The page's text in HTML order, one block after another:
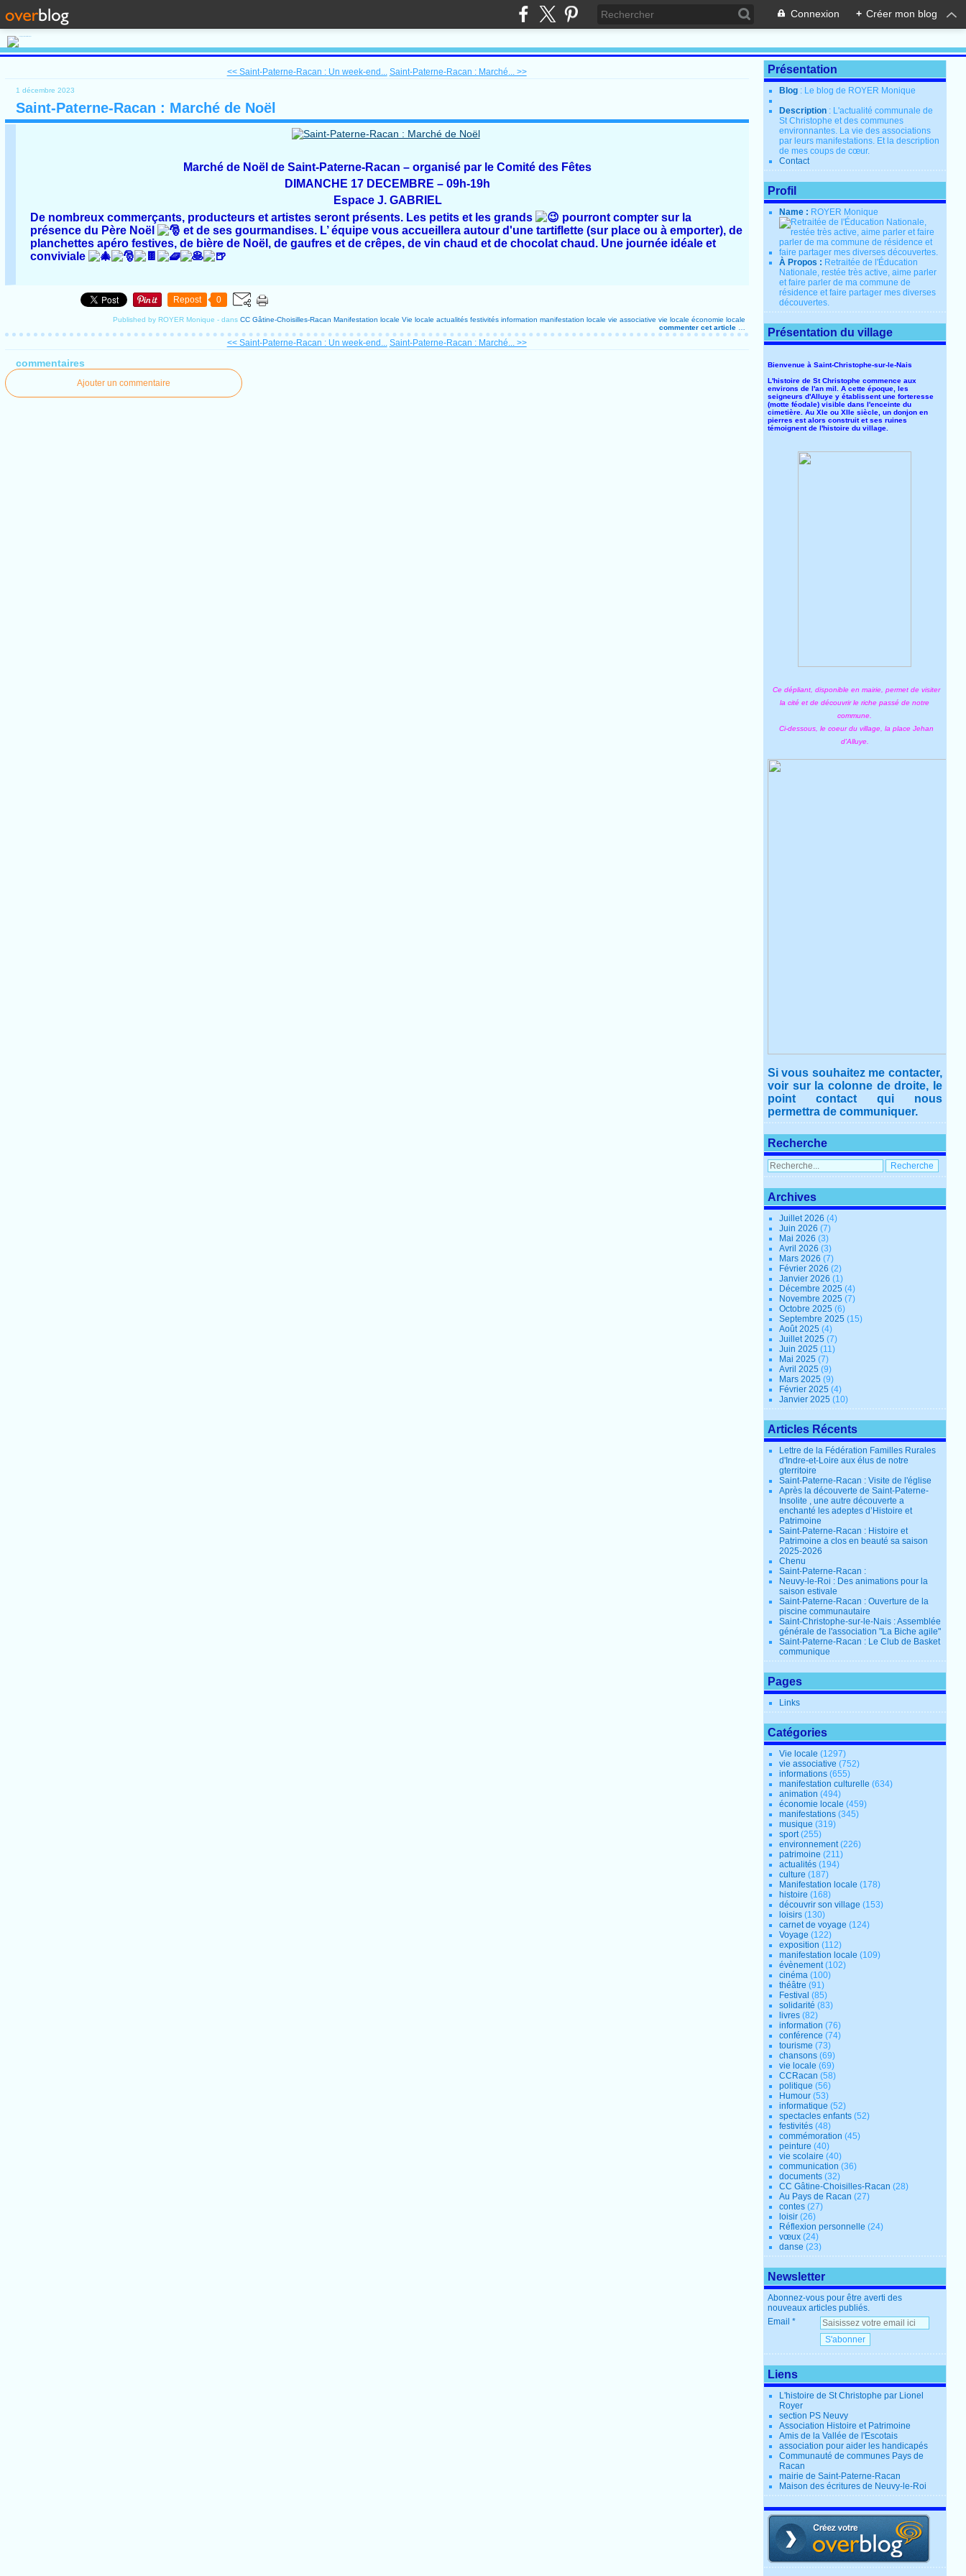
Connexion + Créer mon blog
<< Saint-Paterne-Racan : Un week-end... Saint-Paterne-Racan : Marché... >>
1 décembre 2023
Saint-Paterne-Racan : Marché de Noël
Marché de Noël de Saint-Paterne-Racan – organisé par le Comité des Fêtes
DIMANCHE 17 DECEMBRE – 09h-19h
Espace J. GABRIEL
De nombreux commerçants, producteurs et artistes seront présents. Les petits et les grands
pourront compter sur la
présence du Père Noël
et de ses gourmandises. L’ équipe vous accueillera autour d'une tartiflette (sur place ou à emporter), de
planchettes apéro festives, de bière de Noël, de gaufres et de crêpes, de vin chaud et de chocolat chaud. Une journée idéale et
conviviale
Repost 0
Published by ROYER Monique -dans CC Gâtine-Choisilles-Racan Manifestation locale Vie locale actualités festivités information manifestation locale vie associative vie locale économie locale
commenter cet article
<< Saint-Paterne-Racan : Un week-end... Saint-Paterne-Racan : Marché... >>
commentaires
Ajouter un commentaire
Présentation
Blog : Le blog de ROYER Monique
Description : L'actualité communale de
St Christophe et des communes
environnantes. La vie des associations
par leurs manifestations. Et la description
de mes coups de cœur.
Contact
Profil
Name : ROYER Monique
À Propos : Retraitée de l'Éducation
Nationale, restée très active, aime parler
et faire parler de ma commune de
résidence et faire partager mes diverses
découvertes.
Présentation du village
Bienvenue à Saint-Christophe-sur-le-Nais
L'histoire de St Christophe commence aux
environs de l'an mil. A cette époque, les
seigneurs d'Alluye y établissent une forteresse
(motte féodale) visible dans l'enceinte du
cimetière. Au XIe ou XIIe siècle, un donjon en
pierres est alors construit et ses ruines
témoignent de l'histoire du village.
Ce dépliant, disponible en mairie, permet de visiter
la cité et de découvrir le riche passé de notre
commune.
Ci-dessous, le coeur du village, la place Jehan
d'Alluye.
Si vous souhaitez me contacter,
voir sur la colonne de droite, le
point contact qui nous
permettra de communiquer.
Recherche
Archives
Juillet 2026(4)
Juin 2026(7)
Mai 2026(3)
Avril 2026(3)
Mars 2026(7)
Février 2026(2)
Janvier 2026(1)
Décembre 2025(4)
Novembre 2025(7)
Octobre 2025(6)
Septembre 2025(15)
Août 2025(4)
Juillet 2025(7)
Juin 2025(11)
Mai 2025(7)
Avril 2025(9)
Mars 2025(9)
Février 2025(4)
Janvier 2025(10)
Articles Récents
Lettre de la Fédération Familles Rurales
d'Indre-et-Loire aux élus de notre
gterritoire
Saint-Paterne-Racan : Visite de l'église
Après la découverte de Saint-Paterne-
Insolite , une autre découverte a
enchanté les adeptes d’Histoire et
Patrimoine
Saint-Paterne-Racan : Histoire et
Patrimoine a clos en beauté sa saison
2025-2026
Chenu
Saint-Paterne-Racan :
Neuvy-le-Roi : Des animations pour la
saison estivale
Saint-Paterne-Racan : Ouverture de la
piscine communautaire
Saint-Christophe-sur-le-Nais : Assemblée
générale de l'association "La Biche agile"
Saint-Paterne-Racan : Le Club de Basket
communique
Pages
Links
Catégories
Vie locale (1297)
vie associative (752)
informations (655)
manifestation culturelle (634)
animation (494)
économie locale (459)
manifestations (345)
musique (319)
sport(255)
environnement(226)
patrimoine (211)
actualités (194)
culture (187)
Manifestation locale (178)
histoire (168)
découvrir son village (153)
loisirs (130)
carnet de voyage (124)
Voyage (122)
exposition (112)
manifestation locale (109)
évènement(102)
cinéma (100)
théâtre (91)
Festival (85)
solidarité (83)
livres (82)
information (76)
conférence (74)
tourisme (73)
chansons (69)
vie locale (69)
CCRacan (58)
politique (56)
Humour (53)
informatique (52)
spectacles enfants (52)
festivités (48)
commémoration (45)
peinture (40)
vie scolaire (40)
communication (36)
documents (32)
CC Gâtine-Choisilles-Racan (28)
Au Pays de Racan (27)
contes (27)
loisir (26)
Réflexion personnelle (24)
vœux (24)
danse (23)
Newsletter
Abonnez-vous pour être averti des
nouveaux articles publiés.
Email
Liens
L'histoire de St Christophe par Lionel
Royer
section PS Neuvy
Association Histoire et Patrimoine
Amis de la Vallée de l'Escotais
association pour aider les handicapés
Communauté de communes Pays de
Racan
mairie de Saint-Paterne-Racan
Maison des écritures de Neuvy-le-Roi